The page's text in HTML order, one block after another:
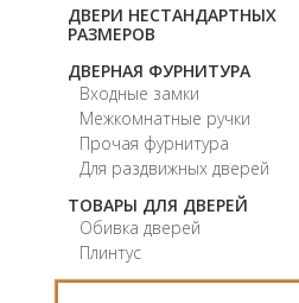
ДВЕРИ НЕСТАНДАРТНЫХ
РАЗМЕРОВ
ДВЕРНАЯ ФУРНИТУРА
Входные замки
Межкомнатные ручки
Прочая фурнитура
Для раздвижных дверей
ТОВАРЫ ДЛЯ ДВЕРЕЙ
Обивка дверей
Плинтус